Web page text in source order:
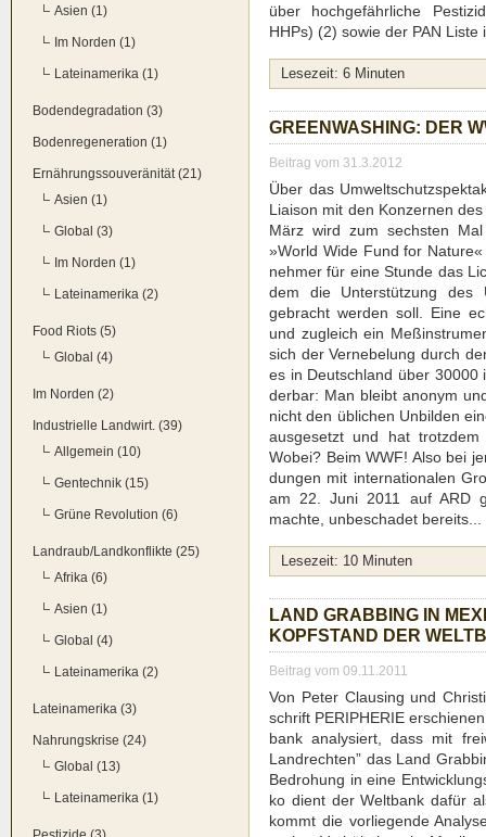
Asien (1)
Im Norden (1)
Lateinamerika (1)
Bodendegradation (3)
Bodenregeneration (1)
Ernährungssouveränität (21)
Asien (1)
Global (3)
Im Norden (1)
Lateinamerika (2)
Food Riots (5)
Global (4)
Im Norden (2)
Industrielle Landwirt. (39)
Allgemein (10)
Gentechnik (15)
Grüne Revolution (6)
Landraub/Landkonflikte (25)
Afrika (6)
Asien (1)
Global (4)
Lateinamerika (2)
Lateinamerika (3)
Nahrungskrise (24)
Global (13)
Lateinamerika (1)
über hoch­ge­fähr­li­che
HHPs) (2) sowie der PAN Lis­te
Lese­zeit: 6 Minu­ten
GREEN­WA­SHING: DER
Beitrag vom 31.3.2012
Über das
Liai­son mit den Kon­zer­nen
März wird zum sechs­ten
»World Wide Fund for
neh­mer für eine Stun­de das
dem die Unter­stüt­zung des
gebracht wer­den soll. Eine
und zugleich ein
sich der Ver­ne­be­lung durch
es in Deutsch­land über
der­bar: Man bleibt anonym
nicht den übli­chen Unbil­den
aus­ge­setzt und hat
Wobei? Beim WWF! Also bei
dun­gen mit inter­na­tio­na­len
am 22. Juni 2011 auf ARD
mach­te, unbe­scha­det bereits...
Lese­zeit: 10 Minu­ten
LAND GRAB­BING IN
KOPF­STAND DER
Beitrag vom 09.11.2011
Von Peter Claus­ing und
schrift PERIPHERIE
bank ana­ly­siert, dass mit
Land­rech­ten” das Land
Bedro­hung in eine
ko dient der Welt­bank dafür
kommt die vor­lie­gen­de